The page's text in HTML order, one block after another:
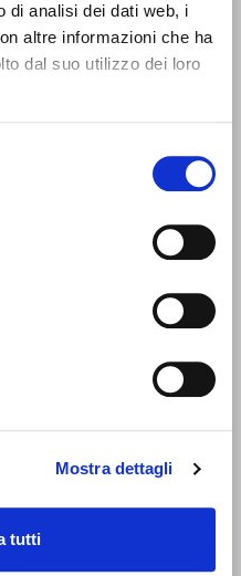
di analisi dei dati web, i
altre informazioni che ha
dal suo utilizzo dei loro
Mostra dettagli
tutti